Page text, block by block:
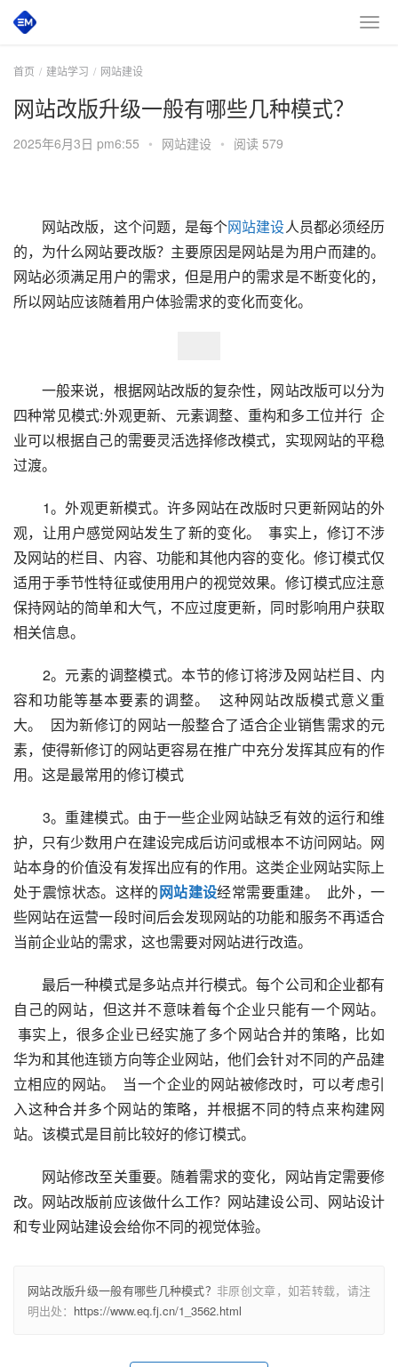
首页 建站学习 网站建设
网站改版升级一般有哪些几种模式？
2025年6月3日 pm6:55 • 网站建设 • 阅读 579
网站改版，这个问题，是每个网站建设人员都必须经历
的，为什么网站要改版？主要原因是网站是为用户而建的。
网站必须满足用户的需求，但是用户的需求是不断变化的，
所以网站应该随着用户体验需求的变化而变化。
一般来说，根据网站改版的复杂性，网站改版可以分为
四种常见模式:外观更新、元素调整、重构和多工位并行  企
业可以根据自己的需要灵活选择修改模式，实现网站的平稳
过渡。
1。外观更新模式。许多网站在改版时只更新网站的外
观，让用户感觉网站发生了新的变化。  事实上，修订不涉
及网站的栏目、内容、功能和其他内容的变化。修订模式仅
适用于季节性特征或使用用户的视觉效果。修订模式应注意
保持网站的简单和大气，不应过度更新，同时影响用户获取
相关信息。
2。元素的调整模式。本节的修订将涉及网站栏目、内
容和功能等基本要素的调整。  这种网站改版模式意义重
大。  因为新修订的网站一般整合了适合企业销售需求的元
素，使得新修订的网站更容易在推广中充分发挥其应有的作
用。这是最常用的修订模式
3。重建模式。由于一些企业网站缺乏有效的运行和维
护，只有少数用户在建设完成后访问或根本不访问网站。网
站本身的价值没有发挥出应有的作用。这类企业网站实际上
处于震惊状态。这样的网站建设经常需要重建。  此外，一
些网站在运营一段时间后会发现网站的功能和服务不再适合
当前企业站的需求，这也需要对网站进行改造。
最后一种模式是多站点并行模式。每个公司和企业都有
自己的网站，但这并不意味着每个企业只能有一个网站。
事实上，很多企业已经实施了多个网站合并的策略，比如
华为和其他连锁方向等企业网站，他们会针对不同的产品建
立相应的网站。  当一个企业的网站被修改时，可以考虑引
入这种合并多个网站的策略，并根据不同的特点来构建网
站。该模式是目前比较好的修订模式。
网站修改至关重要。随着需求的变化，网站肯定需要修
改。网站改版前应该做什么工作？网站建设公司、网站设计
和专业网站建设会给你不同的视觉体验。
网站改版升级一般有哪些几种模式？非原创文章，如若转载，请注
明出处： https://www.eq.fj.cn/1_3562.html